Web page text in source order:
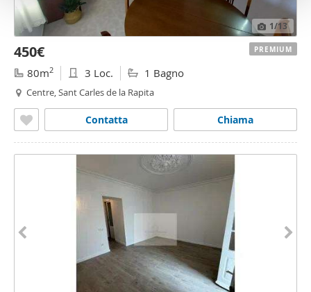
1/13
450€
80m2 3 Loc. 1 Bagno
Centre, Sant Carles de la Rapita
Chiama
Contatta
PREMIUM